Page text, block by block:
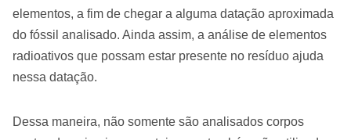
elementos, a fim de chegar a alguma datação aproximada
do fóssil analisado. Ainda assim, a análise de elementos
radioativos que possam estar presente no resíduo ajuda
nessa datação.
Dessa maneira, não somente são analisados corpos